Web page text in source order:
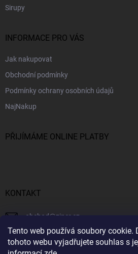
Tento web používá soubory cookie.
tohoto webu vyjadřujete souhlas s
Sirupy
INFORMACE PRO VÁS
Jak nakupovat
Obchodní podmínky
Podmínky ochrany osobních údajů
NajNakup
PŘIJÍMÁME ONLINE PLATBY
KONTAKT
obchod@ziner.cz
728 355 665